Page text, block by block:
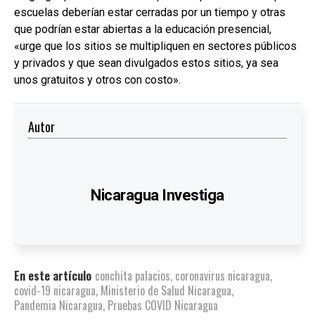
escuelas deberían estar cerradas por un tiempo y otras
que podrían estar abiertas a la educación presencial,
«urge que los sitios se multipliquen en sectores públicos
y privados y que sean divulgados estos sitios, ya sea
unos gratuitos y otros con costo».
Autor
Nicaragua Investiga
En este artículo conchita palacios, coronavirus nicaragua,
covid-19 nicaragua, Ministerio de Salud Nicaragua,
Pandemia Nicaragua, Pruebas COVID Nicaragua